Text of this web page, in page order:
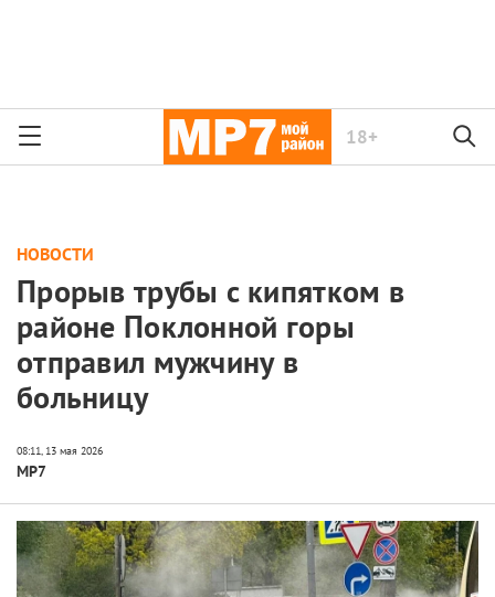
18+
НОВОСТИ
Прорыв трубы с кипятком в
районе Поклонной горы
отправил мужчину в
больницу
МР7